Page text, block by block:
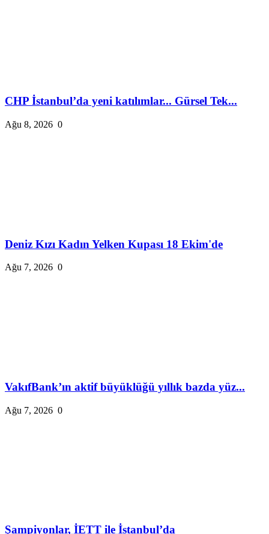
CHP İstanbul’da yeni katılımlar... Gürsel Tek...
Ağu 8, 2026 0
Deniz Kızı Kadın Yelken Kupası 18 Ekim'de
Ağu 7, 2026 0
VakıfBank’ın aktif büyüklüğü yıllık bazda yüz...
Ağu 7, 2026 0
Şampiyonlar, İETT ile İstanbul’da